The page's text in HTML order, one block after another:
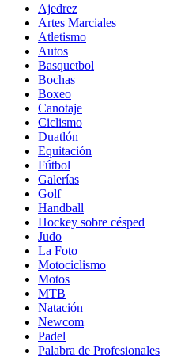
Ajedrez
Artes Marciales
Atletismo
Autos
Basquetbol
Bochas
Boxeo
Canotaje
Ciclismo
Duatlón
Equitación
Fútbol
Galerías
Golf
Handball
Hockey sobre césped
Judo
La Foto
Motociclismo
Motos
MTB
Natación
Newcom
Padel
Palabra de Profesionales